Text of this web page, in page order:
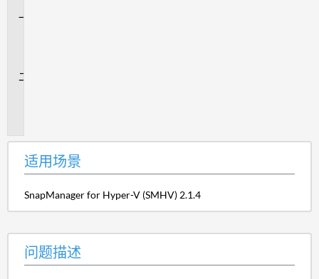
适用场景
SnapManager for Hyper-V (SMHV) 2.1.4
问题描述